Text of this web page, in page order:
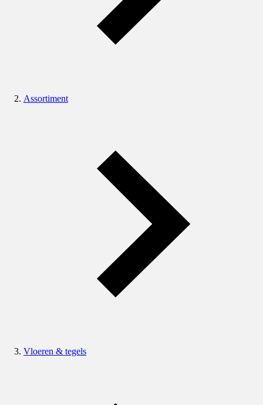
Assortiment
Vloeren & tegels